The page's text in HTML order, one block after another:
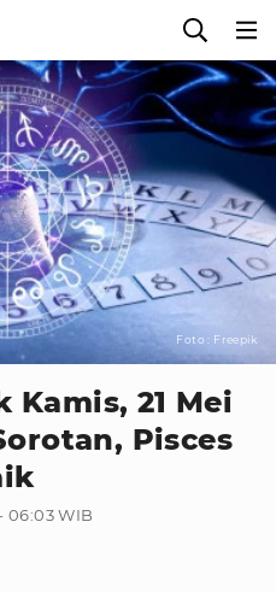
Foto : Freepik
Kamis, 21 Mei
Pisces
06:03 WIB